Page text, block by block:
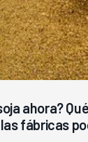
ahora?
fábricas